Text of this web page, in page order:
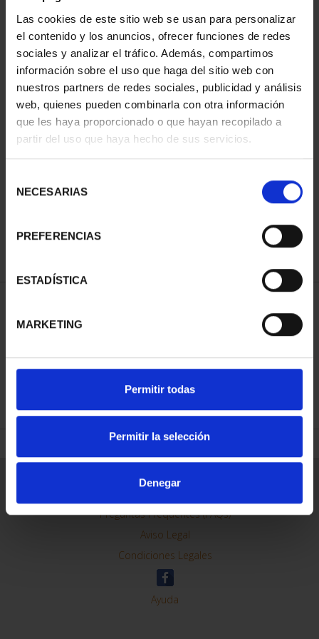
Las cookies de este sitio web se usan para personalizar
el contenido y los anuncios, ofrecer funciones de redes
sociales y analizar el tráfico. Además, compartimos
información sobre el uso que haga del sitio web con
nuestros partners de redes sociales, publicidad y análisis
web, quienes pueden combinarla con otra información
que les haya proporcionado o que hayan recopilado a
partir del uso que haya hecho de sus servicios.
NECESARIAS
PREFERENCIAS
ESTADÍSTICA
MARKETING
Permitir todas
Permitir la selección
Denegar
PATRIMONIO
NACIONAL I - EL
73,00 €
REFINAR
Información General
Contacto
Preguntas Frequentes (FAQs)
Aviso Legal
Condiciones Legales
Ayuda